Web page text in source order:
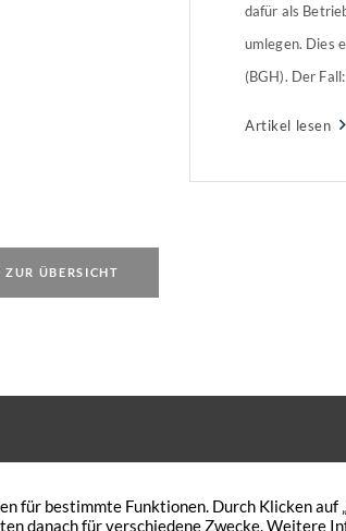
dafür als
umlegen. Dies
(BGH). Der
Artikel lesen
ZUR ÜBERSICHT
Peterskath 21